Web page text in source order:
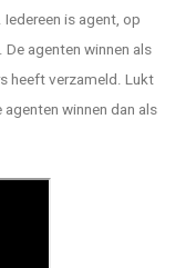
is agent, op
agenten winnen als
heeft verzameld. Lukt
winnen dan als